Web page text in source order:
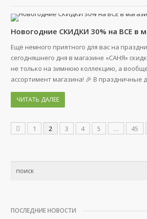
Новогодние СКИДКИ 30% на ВСЕ в
Ещё немного приятного для вас на
сегодняшнего дня в магазине «САНЯ»
не только на зимнюю коллекцию, а
ассортимент магазина! 🎉 В праздничные
ЧИТАТЬ ДАЛЕЕ
1 2 3 4 5 … 45
ПОСЛЕДНИЕ НОВОСТИ